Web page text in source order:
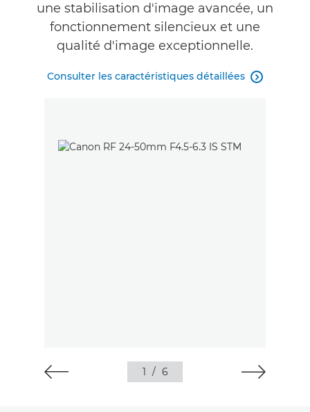
une stabilisation d'image avancée, un
fonctionnement silencieux et une
qualité d'image exceptionnelle.
Consulter les caractéristiques détaillées 
1 / 6